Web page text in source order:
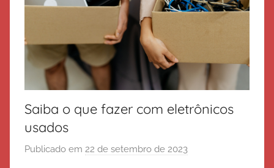
Saiba o que fazer com eletrônicos
usados
Publicado em 22 de setembro de 2023